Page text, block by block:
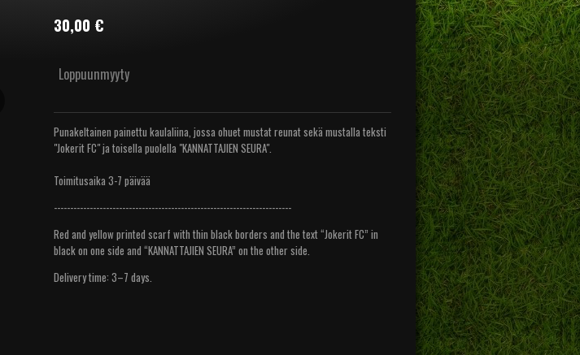
30,00 €
Loppuunmyyty
Punakeltainen painettu kaulaliina, jossa ohuet mustat reunat sekä mustalla teksti
"Jokerit FC" ja toisella puolella "KANNATTAJIEN SEURA".
Toimitusaika 3-7 päivää
-------------------------------------------------------------------------
Red and yellow printed scarf with thin black borders and the text “Jokerit FC” in
black on one side and “KANNATTAJIEN SEURA” on the other side.
Delivery time: 3–7 days.